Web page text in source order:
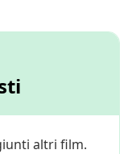
altri film.